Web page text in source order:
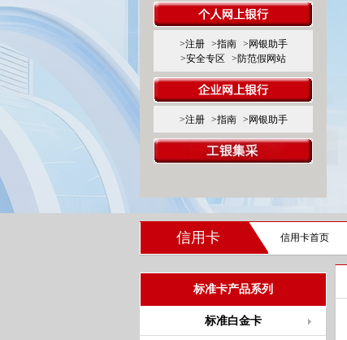
>注册 >指南
>网银助手
>安全专区
>防范假网站
>注册 >指南 >网银助手
信用卡 信用卡首页
标准卡产品系列
标准白金卡